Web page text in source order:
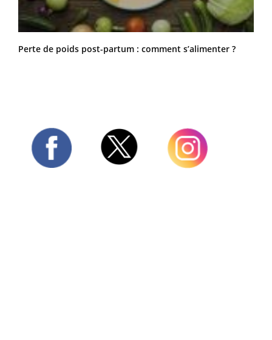
Perte de poids post-partum : comment s’alimenter ?